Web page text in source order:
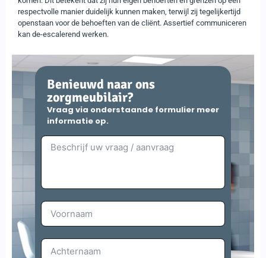
respectvolle manier duidelijk kunnen maken, terwijl zij tegelijkertijd
openstaan voor de behoeften van de cliënt. Assertief communiceren
kan de-escalerend werken.
Benieuwd naar ons
zorgmeubilair?
Vraag via onderstaande formulier meer
informatie op.